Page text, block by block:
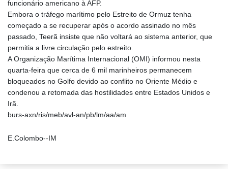
funcionário americano à AFP.
Embora o tráfego marítimo pelo Estreito de Ormuz tenha
começado a se recuperar após o acordo assinado no mês
passado, Teerã insiste que não voltará ao sistema anterior, que
permitia a livre circulação pelo estreito.
A Organização Marítima Internacional (OMI) informou nesta
quarta-feira que cerca de 6 mil marinheiros permanecem
bloqueados no Golfo devido ao conflito no Oriente Médio e
condenou a retomada das hostilidades entre Estados Unidos e
Irã.
burs-axn/ris/meb/avl-an/pb/lm/aa/am
E.Colombo--IM